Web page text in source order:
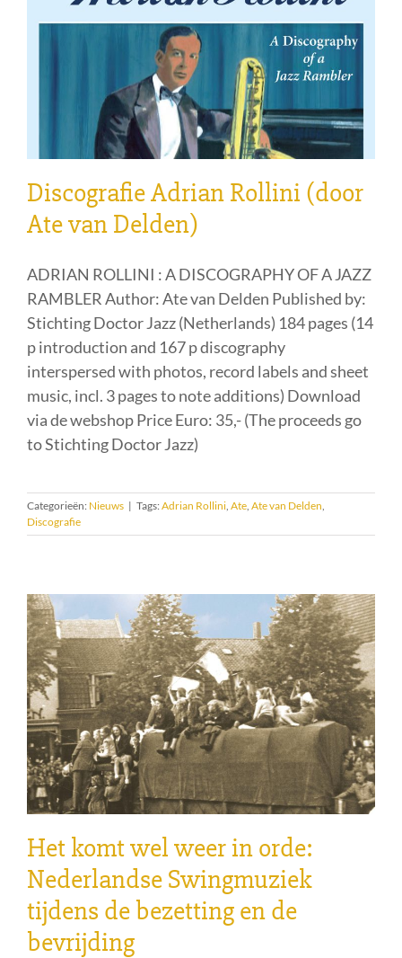
Discografie Adrian Rollini (door
Ate van Delden)
ADRIAN ROLLINI : A DISCOGRAPHY OF A JAZZ
RAMBLER Author: Ate van Delden Published by:
Stichting Doctor Jazz (Netherlands) 184 pages (14
p introduction and 167 p discography
interspersed with photos, record labels and sheet
music, incl. 3 pages to note additions) Download
via de webshop Price Euro: 35,- (The proceeds go
to Stichting Doctor Jazz)
Categorieën: Nieuws | Tags:Adrian Rollini, Ate, Ate van Delden,
Discografie
Het komt wel weer in orde:
Nederlandse Swingmuziek
tijdens de bezetting en de
bevrijding